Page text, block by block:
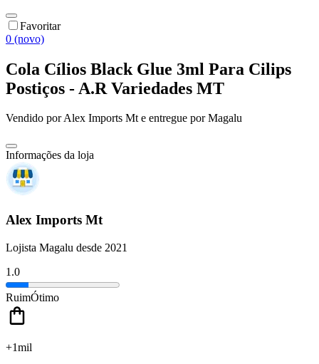
Favoritar
0 (novo)
Cola Cílios Black Glue 3ml Para Cilips
Postiços - A.R Variedades MT
Vendido porAlex Imports Mte entregue por Magalu
Informações da loja
Alex Imports Mt
Lojista Magalu desde 2021
1.0
RuimÓtimo
+1mil